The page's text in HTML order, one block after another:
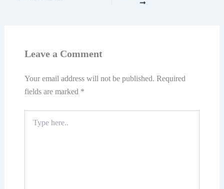
Leave a Comment
Your email address will not be published. Required
fields are marked *
here..